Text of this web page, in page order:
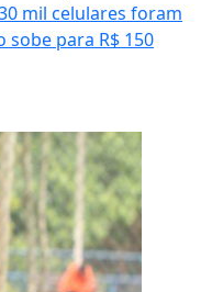
mil celulares foram
para R$ 150